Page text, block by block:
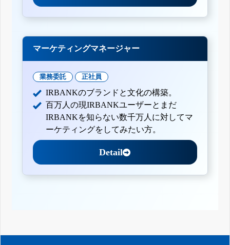
マーケティングマネージャー
業務委託 正社員
IRBANKのブランドと文化の構築。
百万人の現IRBANKユーザーとまだ
IRBANKを知らない数千万人に対してマ
ーケティングをしてみたい方。
Detail